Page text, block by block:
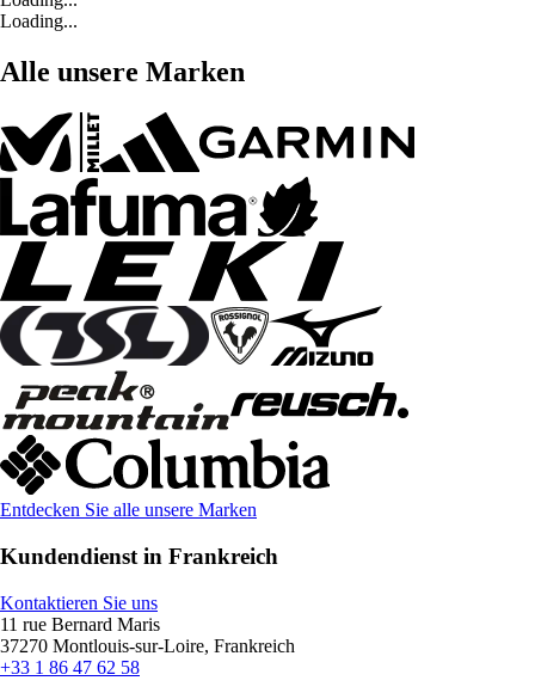
Loading...
Alle unsere Marken
Entdecken Sie alle unsere Marken
Kundendienst in Frankreich
Kontaktieren Sie uns
11 rue Bernard Maris
37270 Montlouis-sur-Loire, Frankreich
+33 1 86 47 62 58